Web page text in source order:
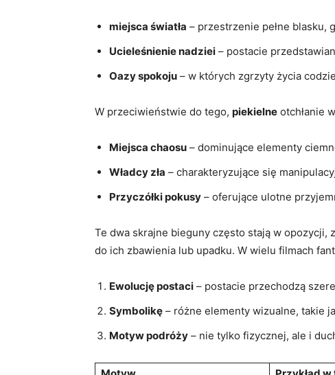
miejsca światła – przestrzenie pełne blasku,
Ucieleśnienie nadziei – postacie
Oazy spokoju – w których zgrzyty życia
W przeciwieństwie do tego, piekielne otchłanie
Miejsca chaosu – dominujące elementy
Władcy zła – charakteryzujące się
Przyczółki pokusy – oferujące ulotne
Te dwa skrajne bieguny często stają w
do ich zbawienia lub upadku. W wielu filmach
Ewolucję postaci – postacie przechodzą
Symbolikę – różne elementy wizualne, takie
Motyw podróży – nie tylko fizycznej, ale i